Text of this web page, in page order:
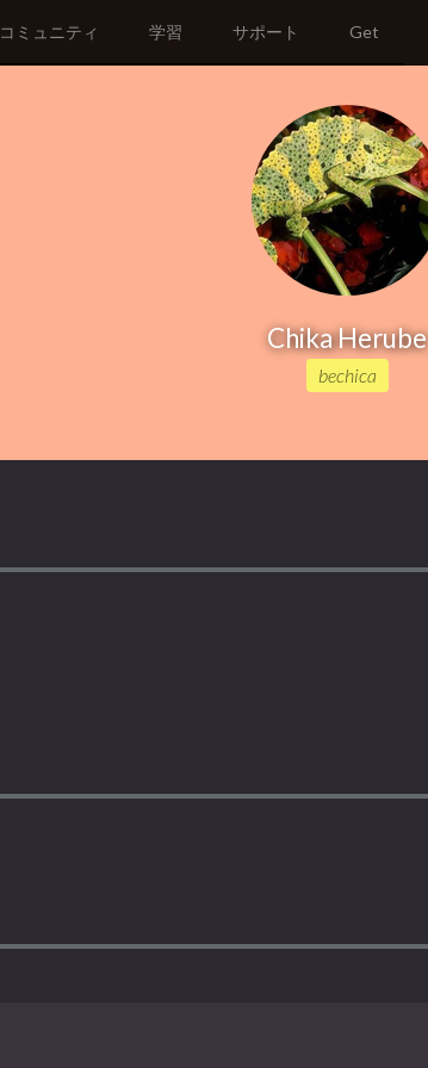
コミュニティ 学習 サポート Get
Chika Herube
bechica